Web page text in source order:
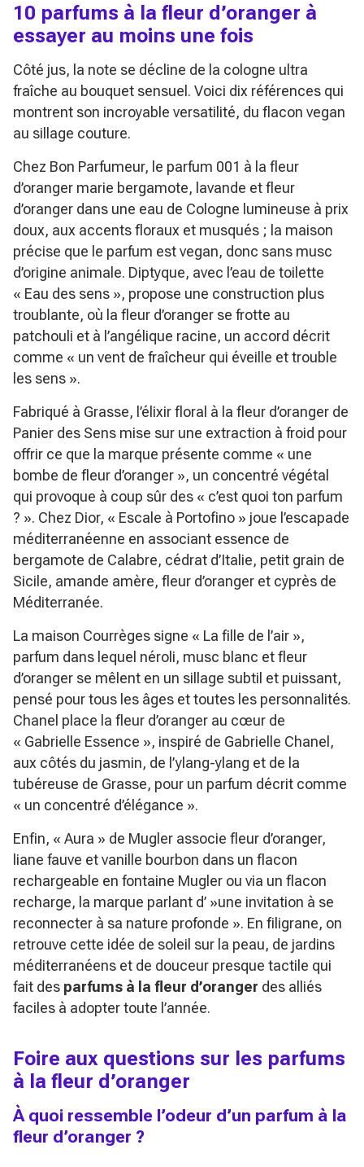
10 parfums à la fleur d’oranger à
essayer au moins une fois
Côté jus, la note se décline de la cologne ultra
fraîche au bouquet sensuel. Voici dix références qui
montrent son incroyable versatilité, du flacon vegan
au sillage couture.
Chez Bon Parfumeur, le parfum 001 à la fleur
d’oranger marie bergamote, lavande et fleur
d’oranger dans une eau de Cologne lumineuse à prix
doux, aux accents floraux et musqués ; la maison
précise que le parfum est vegan, donc sans musc
d’origine animale. Diptyque, avec l’eau de toilette
« Eau des sens », propose une construction plus
troublante, où la fleur d’oranger se frotte au
patchouli et à l’angélique racine, un accord décrit
comme « un vent de fraîcheur qui éveille et trouble
les sens ».
Fabriqué à Grasse, l’élixir floral à la fleur d’oranger de
Panier des Sens mise sur une extraction à froid pour
offrir ce que la marque présente comme « une
bombe de fleur d’oranger », un concentré végétal
qui provoque à coup sûr des « c’est quoi ton parfum
? ». Chez Dior, « Escale à Portofino » joue l’escapade
méditerranéenne en associant essence de
bergamote de Calabre, cédrat d’Italie, petit grain de
Sicile, amande amère, fleur d’oranger et cyprès de
Méditerranée.
La maison Courrèges signe « La fille de l’air »,
parfum dans lequel néroli, musc blanc et fleur
d’oranger se mêlent en un sillage subtil et puissant,
pensé pour tous les âges et toutes les personnalités.
Chanel place la fleur d’oranger au cœur de
« Gabrielle Essence », inspiré de Gabrielle Chanel,
aux côtés du jasmin, de l’ylang-ylang et de la
tubéreuse de Grasse, pour un parfum décrit comme
« un concentré d’élégance ».
Enfin, « Aura » de Mugler associe fleur d’oranger,
liane fauve et vanille bourbon dans un flacon
rechargeable en fontaine Mugler ou via un flacon
recharge, la marque parlant d’ »une invitation à se
reconnecter à sa nature profonde ». En filigrane, on
retrouve cette idée de soleil sur la peau, de jardins
méditerranéens et de douceur presque tactile qui
fait des parfums à la fleur d’oranger des alliés
faciles à adopter toute l’année.
Foire aux questions sur les parfums
à la fleur d’oranger
À quoi ressemble l’odeur d’un parfum à la
fleur d’oranger ?